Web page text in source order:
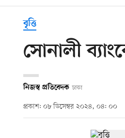
বৃত্তি
সোনালী
নিজস্ব প্রতিবেদক ঢাকা
প্রকাশ: ০৮ ডিসেম্বর ২০২৪, ০৪: ০০